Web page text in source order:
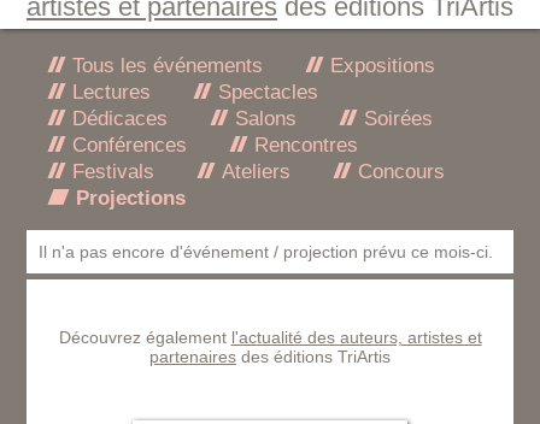
artistes et partenaires des éditions TriArtis
Tous les événements
Expositions
Lectures
Spectacles
Dédicaces
Salons
Soirées
Conférences
Rencontres
Festivals
Ateliers
Concours
Projections
Il n'a pas encore d'événement / projection prévu ce mois-ci.
Découvrez également l'actualité des auteurs, artistes et
partenaires des éditions TriArtis